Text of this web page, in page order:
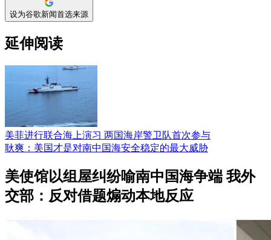
设为谷歌新闻首选来源
延伸阅读
美菲进行联合海上演习 两国海岸警卫队首次参与
耿爽：美国才是对南中国海安全稳定的最大威胁
美使馆以组屋纠纷喻南中国海争端 我外
交部：反对借题煽动本地反应